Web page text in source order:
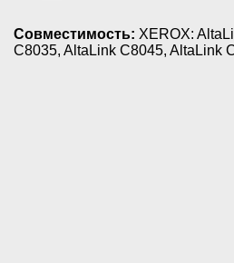
Совместимость: XEROX:
C8035, AltaLink C8045, AltaLink